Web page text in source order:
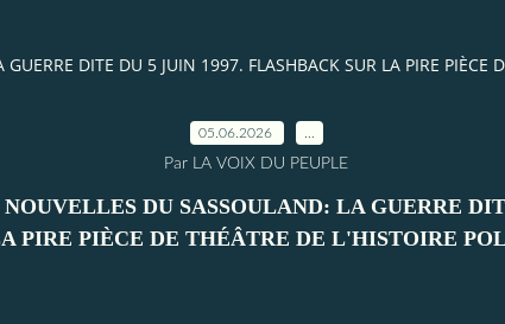
DITE DU 5 JUIN 1997. FLASHBACK SUR LA PIRE
05.06.2026
Par LA VOIX DU PEUPLE
DU SASSOULAND: LA GUERRE
PIRE PIÈCE DE THÉÂTRE DE L'HISTOIRE